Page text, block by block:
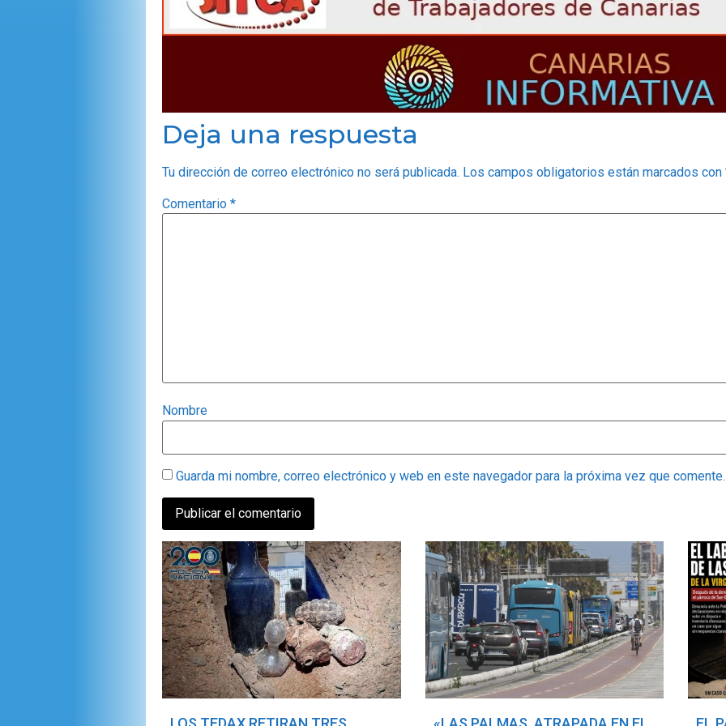
Deja una respuesta
Tu dirección de correo electrónico no será publicada. Los campos obligatorios están marcados con
Comentario *
Nombre
Guarda mi nombre, correo electrónico y web en este navegador para la próxima vez que comente.